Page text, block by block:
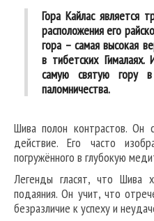
Гора Кайлас является
расположения его
гора – самая высокая
в тибетских
самую святую гору
паломничества.
Шива полон контрастов. Он
действие. Его часто
погружённого в глубокую
Легенды гласят, что
подаяния. Он учит, что
безразличие к успеху и